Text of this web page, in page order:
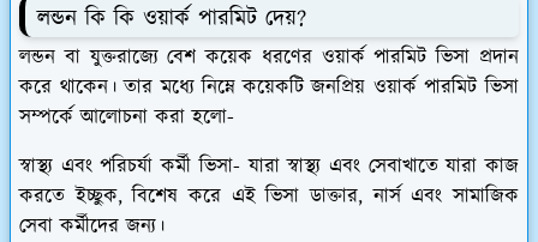
লন্ডন কি কি ওয়ার্ক পারমিট দেয়?
লন্ডন বা যুক্তরাজ্যে বেশ কয়েক ধরণের ওয়ার্ক পারমিট ভিসা প্রদান
করে থাকেন। তার মধ্যে নিম্নে কয়েকটি জনপ্রিয় ওয়ার্ক পারমিট ভিসা
সম্পর্কে আলোচনা করা হলো-
স্বাস্থ্য এবং পরিচর্যা কর্মী ভিসা- যারা স্বাস্থ্য এবং সেবাখাতে যারা কাজ
করতে ইচ্ছুক, বিশেষ করে এই ভিসা ডাক্তার, নার্স এবং সামাজিক
সেবা কর্মীদের জন্য।